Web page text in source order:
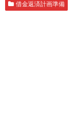
借金返済計画準備